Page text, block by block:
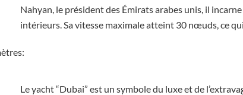
Nahyan, le président des Émirats arabes unis, il
intérieurs. Sa vitesse maximale atteint 30 nœuds, ce
Le yacht “Dubai” est un symbole du luxe et de